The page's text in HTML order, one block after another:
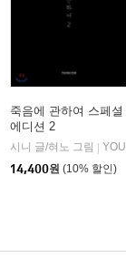
| 열린책들
죽음에 관하여 스페셜
에디션 2
시니 글/혀노 그림
YOUNGCOM(영컴)
14,400원 (10% 할인)